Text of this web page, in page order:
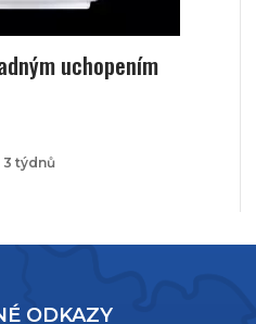
uchopením
3 týdnů
ODKAZY